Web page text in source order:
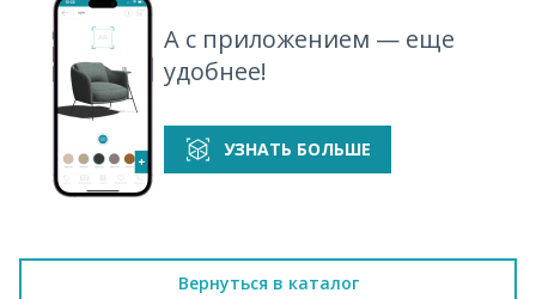
А с приложением — еще
удобнее!
УЗНАТЬ БОЛЬШЕ
Вернуться в каталог